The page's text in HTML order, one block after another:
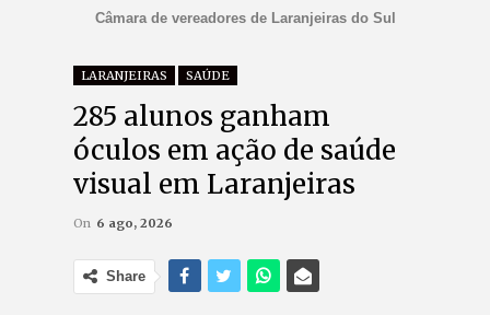
Câmara de vereadores de Laranjeiras do Sul
LARANJEIRAS SAÚDE
285 alunos ganham
óculos em ação de saúde
visual em Laranjeiras
On 6 ago, 2026
Share